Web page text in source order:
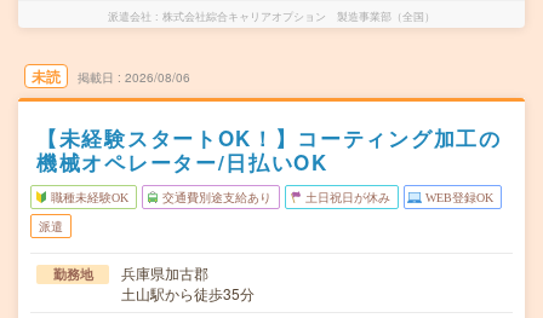
派遣会社 株式会社綜合キャリアオプション 製造事業部（全国）
未読 掲載日 2026/08/06
【未経験スタートOK！】コーティング加工の
機械オペレーター/日払いOK
職種未経験OK 交通費別途支給あり 土日祝日が休み WEB登録OK
派遣
勤務地
兵庫県加古郡
土山駅から徒歩35分